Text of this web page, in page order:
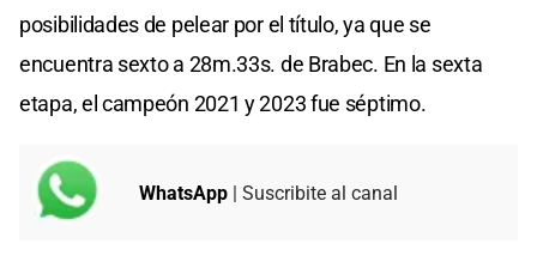
posibilidades de pelear por el título, ya que se
encuentra sexto a 28m.33s. de Brabec. En la sexta
etapa, el campeón 2021 y 2023 fue séptimo.
WhatsApp | Suscribite al canal